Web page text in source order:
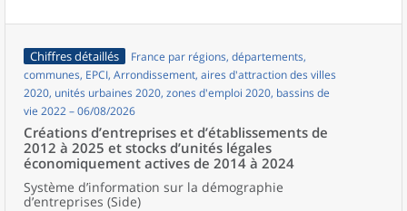
Chiffres détaillés
France par régions, départements,
communes, EPCI, Arrondissement, aires d'attraction des villes
2020, unités urbaines 2020, zones d'emploi 2020, bassins de
vie 2022 – 06/08/2026
Créations d’entreprises et d’établissements de
2012 à 2025 et stocks d’unités légales
économiquement actives de 2014 à 2024
Système d’information sur la démographie
d’entreprises (Side)